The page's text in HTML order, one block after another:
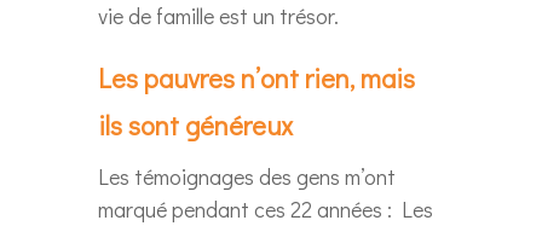
vie de famille est un trésor.
Les pauvres n’ont rien, mais
ils sont généreux
Les témoignages des gens m’ont
marqué pendant ces 22 années : Les